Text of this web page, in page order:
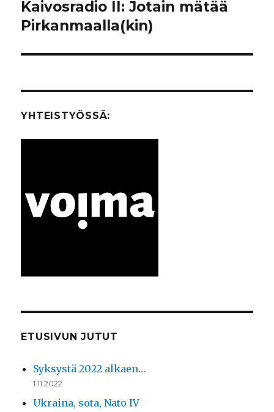
Seuraava
artikkeli:
Kaivosradio II: Jotain mätää
Pirkanmaalla(kin)
YHTEISTYÖSSÄ:
ETUSIVUN JUTUT
Syksystä 2022 alkaen…
1.11.2022
Ukraina, sota, Nato IV